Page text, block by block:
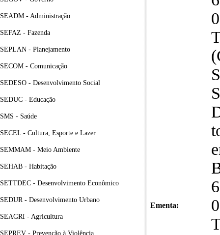
SEADM - Administração
SEFAZ - Fazenda
SEPLAN - Planejamento
SECOM - Comunicação
SEDESO - Desenvolvimento Social
SEDUC - Educação
SMS - Saúde
SECEL - Cultura, Esporte e Lazer
SEMMAM - Meio Ambiente
SEHAB - Habitação
SETTDEC - Desenvolvimento Econômico
SEDUR - Desenvolvimento Urbano
SEAGRI - Agricultura
SEPREV - Prevenção à Violência
Ementa: